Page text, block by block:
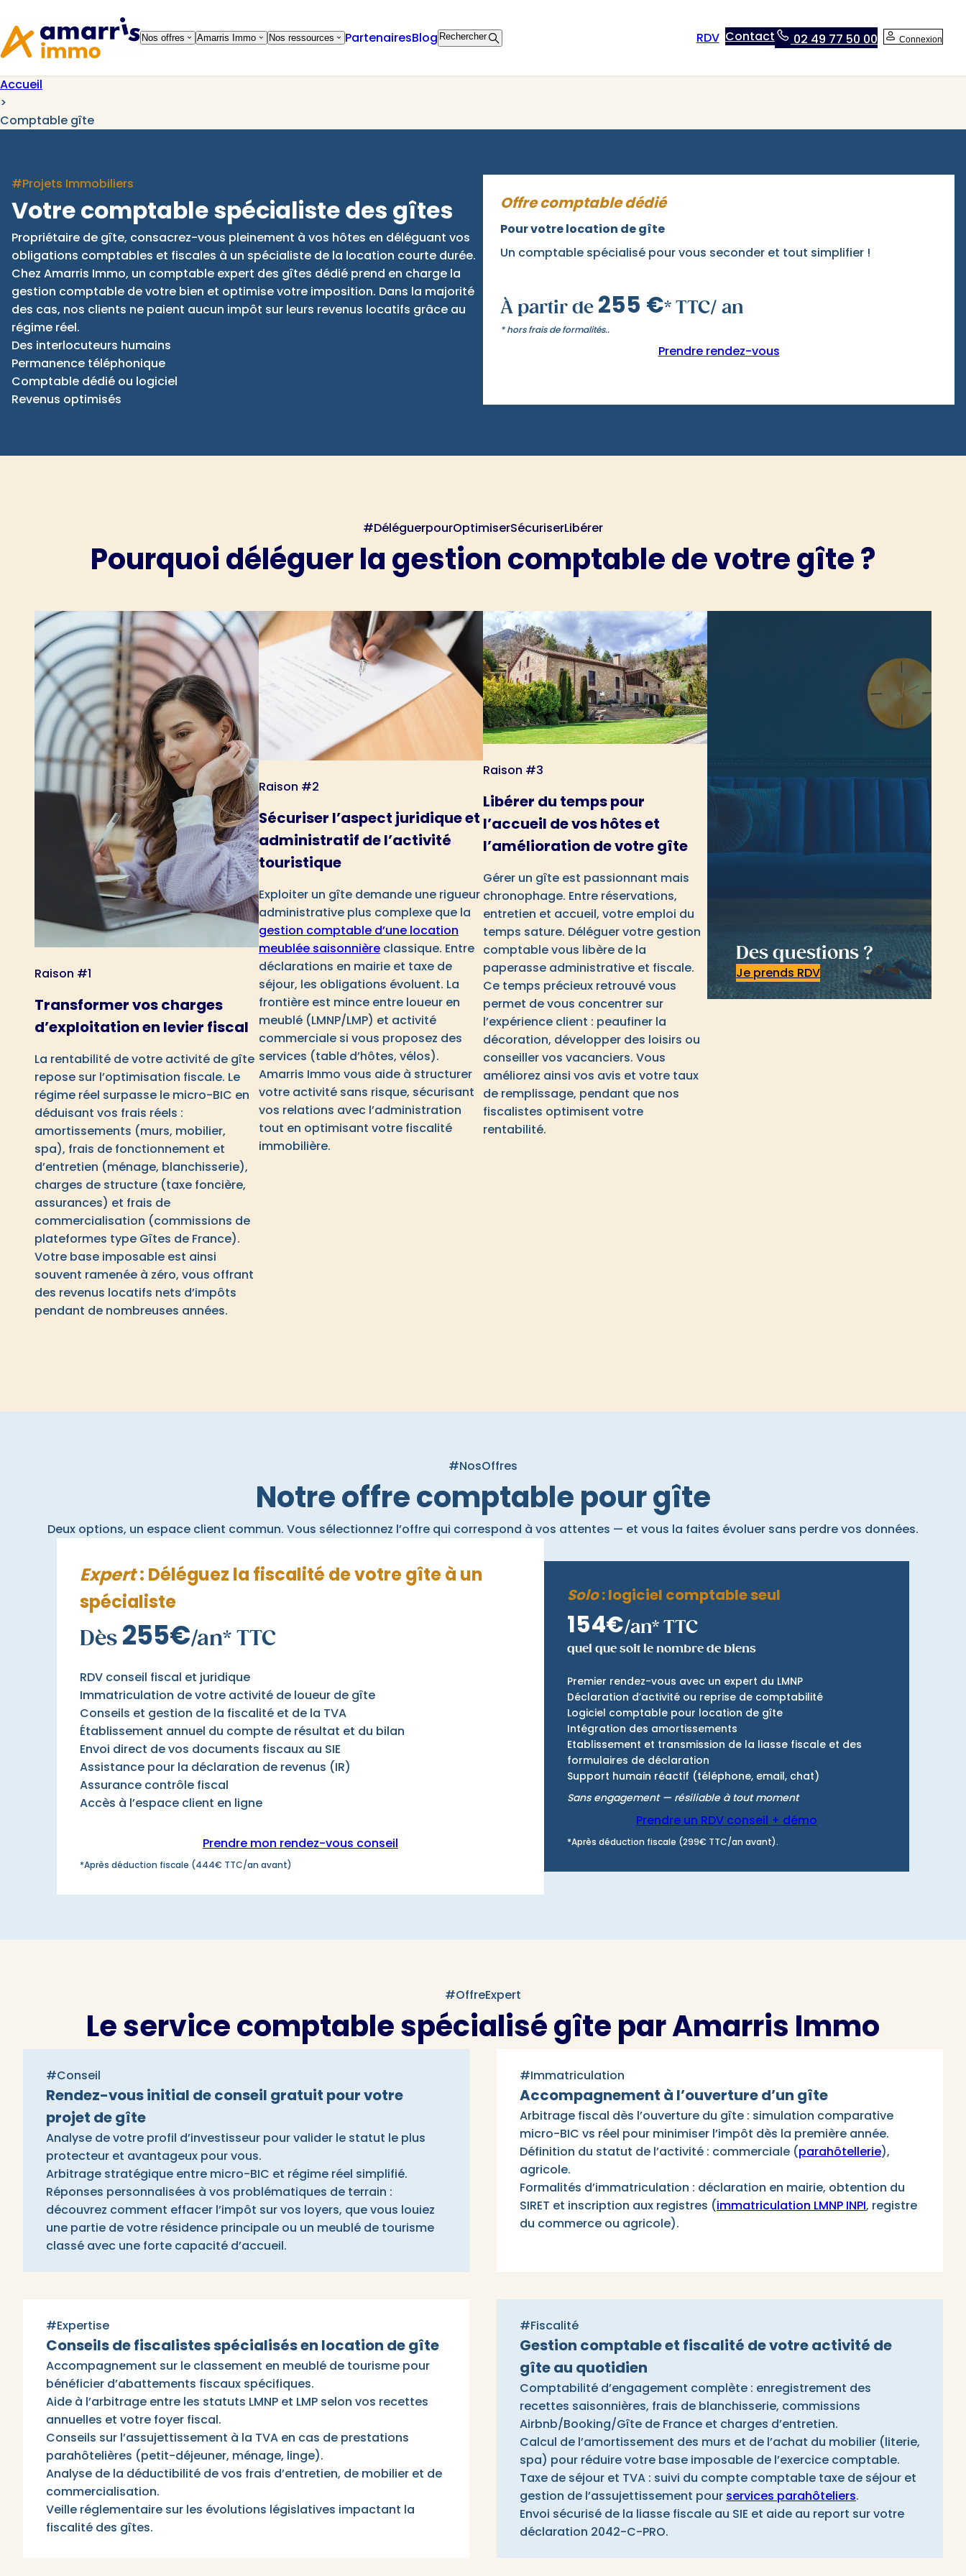
navigation
contenu
RDV Connexion
Nos offres Amarris Immo Nos ressources PartenairesBlog Rechercher Contact 02 49 77 50 00
Accueil
>
Comptable gîte
#Projets Immobiliers
Votre comptable spécialiste des gîtes
Propriétaire de gîte, consacrez-vous pleinement à vos hôtes en déléguant vos
obligations comptables et fiscales à un spécialiste de la location courte durée.
Chez Amarris Immo, un comptable expert des gîtes dédié prend en charge la
gestion comptable de votre bien et optimise votre imposition. Dans la majorité
des cas, nos clients ne paient aucun impôt sur leurs revenus locatifs grâce au
régime réel.
Des interlocuteurs humains
Permanence téléphonique
Comptable dédié ou logiciel
Revenus optimisés
Offre comptable dédié
Pour votre location de gîte
Un comptable spécialisé pour vous seconder et tout simplifier !
À partir de 255 €* TTC/ an
* hors frais de formalités..
Prendre rendez-vous
#DéléguerpourOptimiserSécuriserLibérer
Pourquoi déléguer la gestion comptable de votre gîte ?
Raison #1
Transformer vos charges
d’exploitation en levier fiscal
La rentabilité de votre activité de gîte
repose sur l’optimisation fiscale. Le
régime réel surpasse le micro-BIC en
déduisant vos frais réels :
amortissements (murs, mobilier,
spa), frais de fonctionnement et
d’entretien (ménage, blanchisserie),
charges de structure (taxe foncière,
assurances) et frais de
commercialisation (commissions de
plateformes type Gîtes de France).
Votre base imposable est ainsi
souvent ramenée à zéro, vous offrant
des revenus locatifs nets d’impôts
pendant de nombreuses années.
Raison #2
Sécuriser l’aspect juridique et
administratif de l’activité
touristique
Exploiter un gîte demande une rigueur
administrative plus complexe que la
gestion comptable d’une location
meublée saisonnière classique. Entre
déclarations en mairie et taxe de
séjour, les obligations évoluent. La
frontière est mince entre loueur en
meublé (LMNP/LMP) et activité
commerciale si vous proposez des
services (table d’hôtes, vélos).
Amarris Immo vous aide à structurer
votre activité sans risque, sécurisant
vos relations avec l’administration
tout en optimisant votre fiscalité
immobilière.
Raison #3
Libérer du temps pour
l’accueil de vos hôtes et
l’amélioration de votre gîte
Gérer un gîte est passionnant mais
chronophage. Entre réservations,
entretien et accueil, votre emploi du
temps sature. Déléguer votre gestion
comptable vous libère de la
paperasse administrative et fiscale.
Ce temps précieux retrouvé vous
permet de vous concentrer sur
l’expérience client : peaufiner la
décoration, développer des loisirs ou
conseiller vos vacanciers. Vous
améliorez ainsi vos avis et votre taux
de remplissage, pendant que nos
fiscalistes optimisent votre
rentabilité.
Des questions ?
Je prends RDV
#NosOffres
Notre offre comptable pour gîte
Deux options, un espace client commun. Vous sélectionnez l’offre qui correspond à vos attentes — et vous la faites évoluer sans perdre vos données.
Expert: Déléguez la fiscalité de votre gîte à un
spécialiste
Dès 255€/an* TTC
RDV conseil fiscal et juridique
Immatriculation de votre activité de loueur de gîte
Conseils et gestion de la fiscalité et de la TVA
Établissement annuel du compte de résultat et du bilan
Envoi direct de vos documents fiscaux au SIE
Assistance pour la déclaration de revenus (IR)
Assurance contrôle fiscal
Accès à l’espace client en ligne
Prendre mon rendez-vous conseil
*Après déduction fiscale (444€ TTC/an avant)
Solo: logiciel comptable seul
154€/an* TTC
quel que soit le nombre de biens
Premier rendez-vous avec un expert du LMNP
Déclaration d’activité ou reprise de comptabilité
Logiciel comptable pour location de gîte
Intégration des amortissements
Etablissement et transmission de la liasse fiscale et des
formulaires de déclaration
Support humain réactif (téléphone, email, chat)
Sans engagement — résiliable à tout moment
Prendre un RDV conseil + démo
*Après déduction fiscale (299€ TTC/an avant).
#OffreExpert
Le service comptable spécialisé gîte par Amarris Immo
#Conseil
Rendez-vous initial de conseil gratuit pour votre
projet de gîte
Analyse de votre profil d’investisseur pour valider le statut le plus
protecteur et avantageux pour vous.
Arbitrage stratégique entre micro-BIC et régime réel simplifié.
Réponses personnalisées à vos problématiques de terrain :
découvrez comment effacer l’impôt sur vos loyers, que vous louiez
une partie de votre résidence principale ou un meublé de tourisme
classé avec une forte capacité d’accueil.
#Immatriculation
Accompagnement à l’ouverture d’un gîte
Arbitrage fiscal dès l’ouverture du gîte : simulation comparative
micro-BIC vs réel pour minimiser l’impôt dès la première année.
Définition du statut de l’activité : commerciale (parahôtellerie),
agricole.
Formalités d’immatriculation : déclaration en mairie, obtention du
SIRET et inscription aux registres (immatriculation LMNP INPI, registre
du commerce ou agricole).
#Expertise
Conseils de fiscalistes spécialisés en location de gîte
Accompagnement sur le classement en meublé de tourisme pour
bénéficier d’abattements fiscaux spécifiques.
Aide à l’arbitrage entre les statuts LMNP et LMP selon vos recettes
annuelles et votre foyer fiscal.
Conseils sur l’assujettissement à la TVA en cas de prestations
parahôtelières (petit-déjeuner, ménage, linge).
Analyse de la déductibilité de vos frais d’entretien, de mobilier et de
commercialisation.
Veille réglementaire sur les évolutions législatives impactant la
fiscalité des gîtes.
#Fiscalité
Gestion comptable et fiscalité de votre activité de
gîte au quotidien
Comptabilité d’engagement complète : enregistrement des
recettes saisonnières, frais de blanchisserie, commissions
Airbnb/Booking/Gîte de France et charges d’entretien.
Calcul de l’amortissement des murs et de l’achat du mobilier (literie,
spa) pour réduire votre base imposable de l’exercice comptable.
Taxe de séjour et TVA : suivi du compte comptable taxe de séjour et
gestion de l’assujettissement pour services parahôteliers.
Envoi sécurisé de la liasse fiscale au SIE et aide au report sur votre
déclaration 2042-C-PRO.